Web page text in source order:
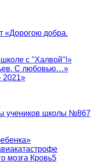
«Дорогою добра.
с "Халвой"!»
С любовью…»
2021»
учеников школы №867
мозга Кровь5